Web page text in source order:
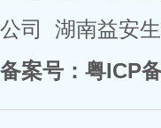
公司
湖南益安
备案号： 粤ICP